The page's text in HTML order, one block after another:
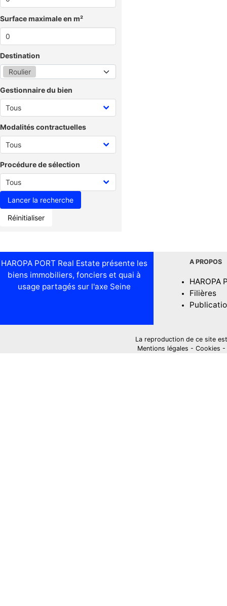
Surface maximale en m²
Destination
Roulier
Gestionnaire du bien
Modalités contractuelles
Procédure de sélection
Réinitialiser
HAROPA PORT Real Estate présente les
biens immobiliers, fonciers et quai à
usage partagés sur l'axe Seine
A PROPOS
HAROPA
Filières
La reproduction de ce site
Mentions légales - Cookies -